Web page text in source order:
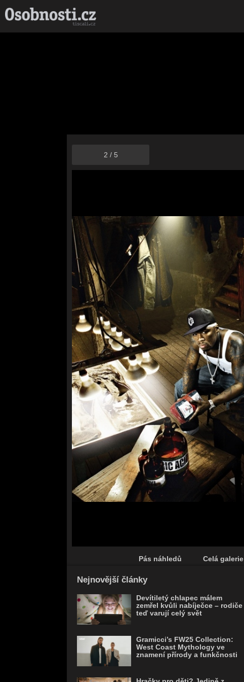
2 / 5
Pás náhledů Celá galerie
Nejnovější články
Devítiletý chlapec málem
zemřel kvůli nabíječce – rodiče
teď varují celý svět
Gramicci’s FW25 Collection:
West Coast Mythology ve
znamení přírody a funkčnosti